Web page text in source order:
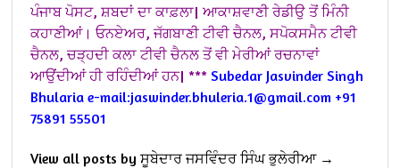
ਪੰਜਾਬ ਪੋਸਟ, ਸ਼ਬਦਾਂ ਦਾ ਕਾਫ਼ਲਾ| ਆਕਾਸ਼ਵਾਣੀ ਰੇਡੀਉ ਤੋਂ ਮਿੰਨੀ
ਕਹਾਣੀਆਂ। ਓਨਏਅਰ, ਜੱਗਬਾਣੀ ਟੀਵੀ ਚੈਨਲ, ਸਪੋਕਸਮੈਨ ਟੀਵੀ
ਚੈਨਲ, ਚੜ੍ਹਦੀ ਕਲਾ ਟੀਵੀ ਚੈਨਲ ਤੋਂ ਵੀ ਮੇਰੀਆਂ ਰਚਨਾਵਾਂ
ਆਉਂਦੀਆਂ ਹੀ ਰਹਿੰਦੀਆਂ ਹਨ| ***Subedar Jasvinder Singh
Bhularia e-mail:jaswinder.bhuleria.1@gmail.com +91
75891 55501
View all posts by ਸੂਬੇਦਾਰ ਜਸਵਿੰਦਰ ਸਿੰਘ ਭੁਲੇਰੀਆ →